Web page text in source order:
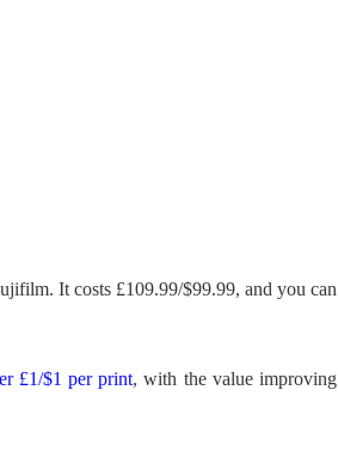
It costs £109.99/$99.99, and you can
£1/$1 per print, with the value improving